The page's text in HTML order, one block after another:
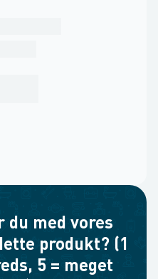
du med vores
produkt? (1
5 = meget